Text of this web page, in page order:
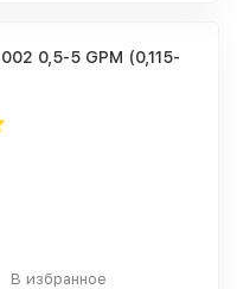
0,5-5 GPM (0,115-
В избранное